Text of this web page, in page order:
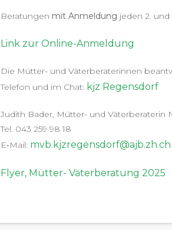
Beratun­gen mit Anmel­dung jeden 2.
Link zur Online-Anmeldung
Die Müt­ter- und Väter­ber­a­terin­nen
Tele­fon und im Chat: kjz Regens­dorf
Judith Bad­er, Müt­ter- und Väter­ber­a­terin
Tel. 043 259 98 18
E‑Mail: mvb.kjzregensdorf@ajb.zh.ch
Fly­er, Müt­ter- Väter­ber­atung 2025